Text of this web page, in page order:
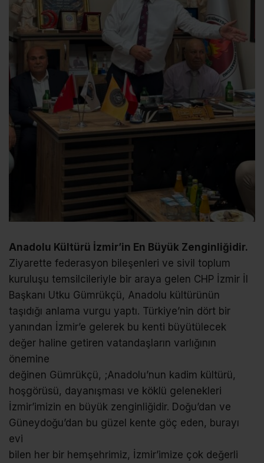
Anadolu Kültürü İzmir’in En Büyük Zenginliğidir.
Ziyarette federasyon bileşenleri ve sivil toplum
kuruluşu temsilcileriyle bir araya gelen CHP İzmir İl
Başkanı Utku Gümrükçü, Anadolu kültürünün
taşıdığı anlama vurgu yaptı. Türkiye’nin dört bir
yanından İzmir’e gelerek bu kenti büyütülecek
değer haline getiren vatandaşların varlığının
önemine
değinen Gümrükçü, ;Anadolu’nun kadim kültürü,
hoşgörüsü, dayanışması ve köklü gelenekleri
İzmir’imizin en büyük zenginliğidir. Doğu’dan ve
Güneydoğu’dan bu güzel kente göç eden, burayı
evi
bilen her bir hemşehrimiz, İzmir’imize çok değerli